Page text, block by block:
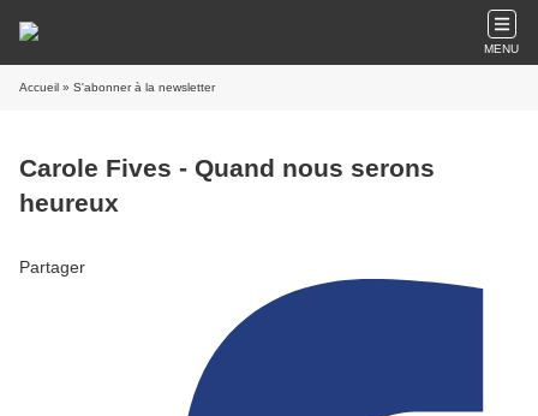
MENU
Accueil » S'abonner à la newsletter
Carole Fives - Quand nous serons
heureux
Partager